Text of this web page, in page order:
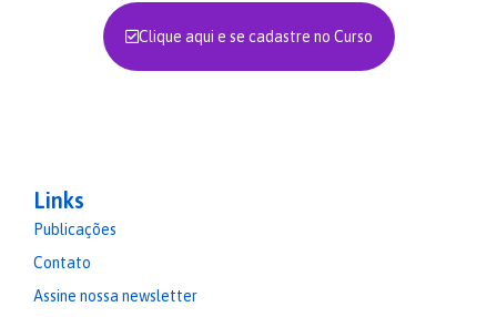
Clique aqui e se cadastre no Curso
Links
Publicações
Contato
Assine nossa newsletter